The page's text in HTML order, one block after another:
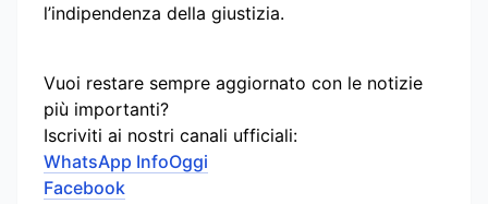
l’indipendenza della giustizia.
Vuoi restare sempre aggiornato con le notizie
più importanti?
Iscriviti ai nostri canali ufficiali:
WhatsApp InfoOggi
Facebook